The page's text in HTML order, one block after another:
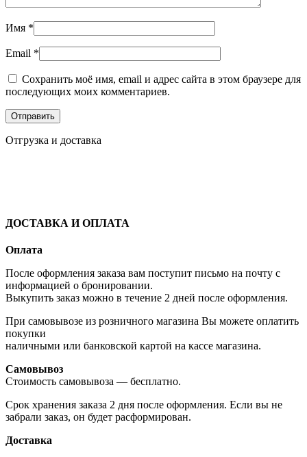
Имя *
Email *
Сохранить моё имя, email и адрес сайта в этом браузере для
последующих моих комментариев.
Отгрузка и доставка
ДОСТАВКА И ОПЛАТА
Оплата
После оформления заказа вам поступит письмо на почту с
информацией о бронировании.
Выкупить заказ можно в течение 2 дней после оформления.
При самовывозе из розничного магазина Вы можете оплатить
покупки
наличными или банковской картой на кассе магазина.
Самовывоз
Стоимость самовывоза — бесплатно.
Срок хранения заказа 2 дня после оформления. Если вы не
забрали заказ, он будет расформирован.
Доставка